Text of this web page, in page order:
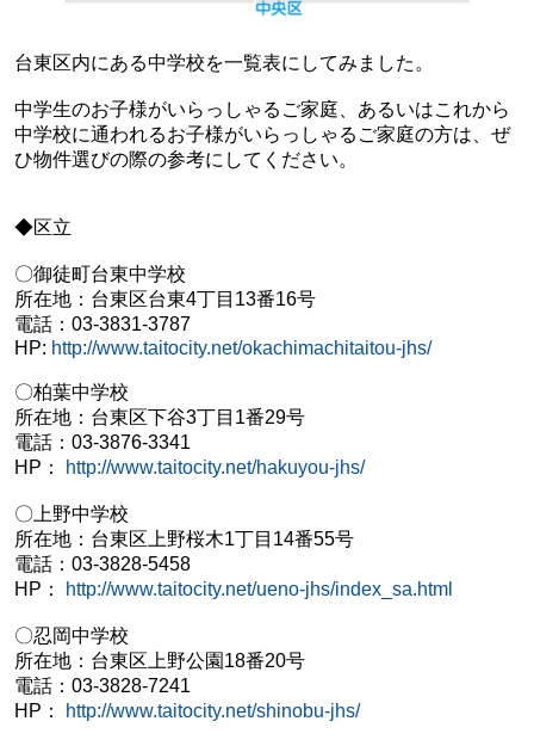
台東区内にある中学校を一覧表にしてみました。
中学生のお子様がいらっしゃるご家庭、あるいはこれから
中学校に通われるお子様がいらっしゃるご家庭の方は、ぜ
ひ物件選びの際の参考にしてください。
◆区立
〇御徒町台東中学校
所在地：台東区台東4丁目13番16号
電話：03-3831-3787
HP: http://www.taitocity.net/okachimachitaitou-jhs/
〇柏葉中学校
所在地：台東区下谷3丁目1番29号
電話：03-3876-3341
HP：
http://www.taitocity.net/hakuyou-jhs/
〇上野中学校
所在地：台東区上野桜木1丁目14番55号
電話：03-3828-5458
HP：
http://www.taitocity.net/ueno-jhs/index_sa.html
〇忍岡中学校
所在地：台東区上野公園18番20号
電話：03-3828-7241
HP：
http://www.taitocity.net/shinobu-jhs/